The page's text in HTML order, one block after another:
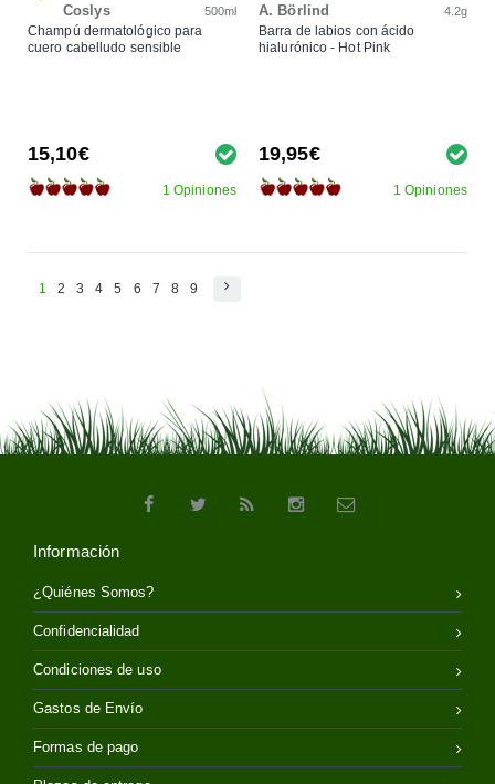
Coslys 500ml
Champú dermatológico para
cuero cabelludo sensible
15,10€
1 Opiniones
A. Börlind 4.2g
Barra de labios con ácido
hialurónico - Hot Pink
19,95€
1 Opiniones
1 2 3 4 5 6 7 8 9
Información
¿Quiénes Somos?
Confidencialidad
Condiciones de uso
Gastos de Envío
Formas de pago